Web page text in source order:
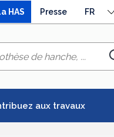
HAS Presse
langue
aux travaux